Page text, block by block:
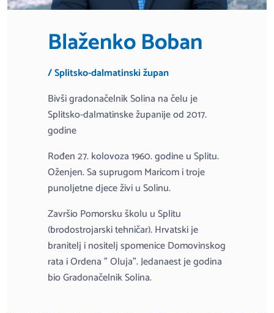
Blaženko Boban
/ Splitsko-dalmatinski župan
Bivši gradonačelnik Solina na čelu je
Splitsko-dalmatinske županije od 2017.
godine
Rođen 27. kolovoza 1960. godine u Splitu.
Oženjen. Sa suprugom Maricom i troje
punoljetne djece živi u Solinu.
Završio Pomorsku školu u Splitu
(brodostrojarski tehničar). Hrvatski je
branitelj i nositelj spomenice Domovinskog
rata i Ordena ” Oluja”. Jedanaest je godina
bio Gradonačelnik Solina.